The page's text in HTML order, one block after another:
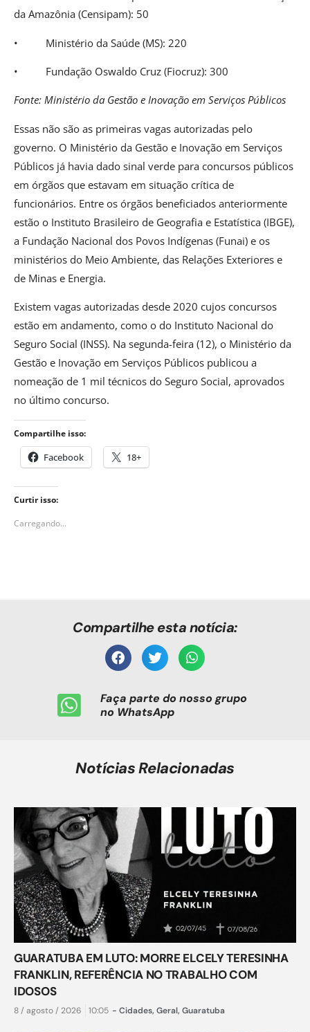
da Amazônia (Censipam): 50
• Ministério da Saúde (MS): 220
• Fundação Oswaldo Cruz (Fiocruz): 300
Fonte: Ministério da Gestão e Inovação em Serviços Públicos
Essas não são as primeiras vagas autorizadas pelo
governo. O Ministério da Gestão e Inovação em Serviços
Públicos já havia dado sinal verde para concursos públicos
em órgãos que estavam em situação crítica de
funcionários. Entre os órgãos beneficiados anteriormente
estão o Instituto Brasileiro de Geografia e Estatística (IBGE),
a Fundação Nacional dos Povos Indígenas (Funai) e os
ministérios do Meio Ambiente, das Relações Exteriores e
de Minas e Energia.
Existem vagas autorizadas desde 2020 cujos concursos
estão em andamento, como o do Instituto Nacional do
Seguro Social (INSS). Na segunda-feira (12), o Ministério da
Gestão e Inovação em Serviços Públicos publicou a
nomeação de 1 mil técnicos do Seguro Social, aprovados
no último concurso.
Compartilhe isso:
Facebook 18+
Curtir isso:
Carregando...
Compartilhe esta notícia:
Faça parte do nosso grupo
no WhatsApp
Notícias Relacionadas
GUARATUBA EM LUTO: MORRE ELCELY TERESINHA
FRANKLIN, REFERÊNCIA NO TRABALHO COM
IDOSOS
8 / agosto / 2026 10:05 - Cidades, Geral, Guaratuba